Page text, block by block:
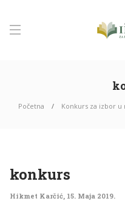
Početna Konkurs za izbor u
konkurs
Hikmet Karčić, 15. Maja 2019.